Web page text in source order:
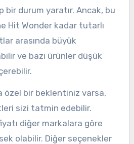
bir durum yaratır. Ancak, bu
Hit Wonder kadar tutarlı
arasında büyük
ve bazı ürünler düşük
özel bir beklentiniz varsa,
sizi tatmin edebilir.
diğer markalara göre
olabilir. Diğer seçenekler